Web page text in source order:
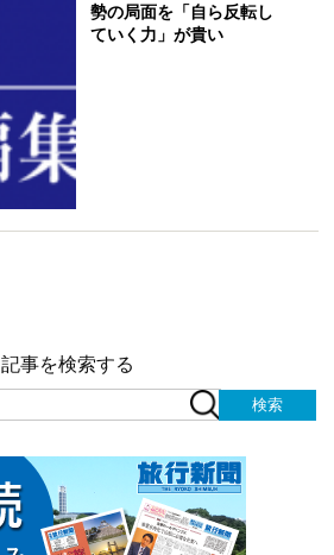
勢の局面を「自ら反転し
ていく力」が貴い
記事を検索する